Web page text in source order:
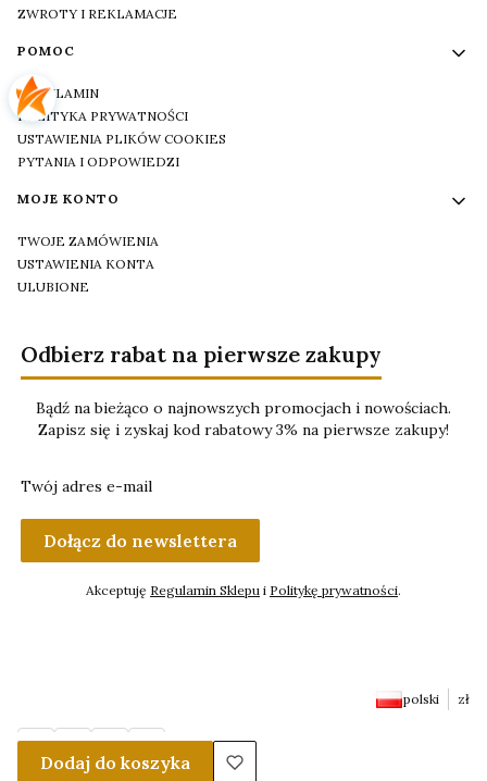
ZWROTY I REKLAMACJE
POMOC
REGULAMIN
POLITYKA PRYWATNOŚCI
USTAWIENIA PLIKÓW COOKIES
PYTANIA I ODPOWIEDZI
MOJE KONTO
TWOJE ZAMÓWIENIA
USTAWIENIA KONTA
ULUBIONE
Odbierz rabat na pierwsze zakupy
Bądź na bieżąco o najnowszych promocjach i nowościach.
Zapisz się i zyskaj kod rabatowy 3% na pierwsze zakupy!
Twój adres e-mail
Dołącz do newslettera
Akceptuję Regulamin Sklepu i Politykę prywatności.
polski zł
Dodaj do koszyka